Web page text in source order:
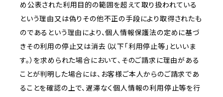
め公表された利用目的の範囲を超えて取り扱われている
という理由又は偽りその他不正の手段により取得されたも
のであるという理由により、個人情報保護法の定めに基づ
きその利用の停止又は消去（以下「利用停止等」といいま
す。）を求められた場合において、そのご請求に理由がある
ことが判明した場合には、お客様ご本人からのご請求であ
ることを確認の上で、遅滞なく個人情報の利用停止等を行